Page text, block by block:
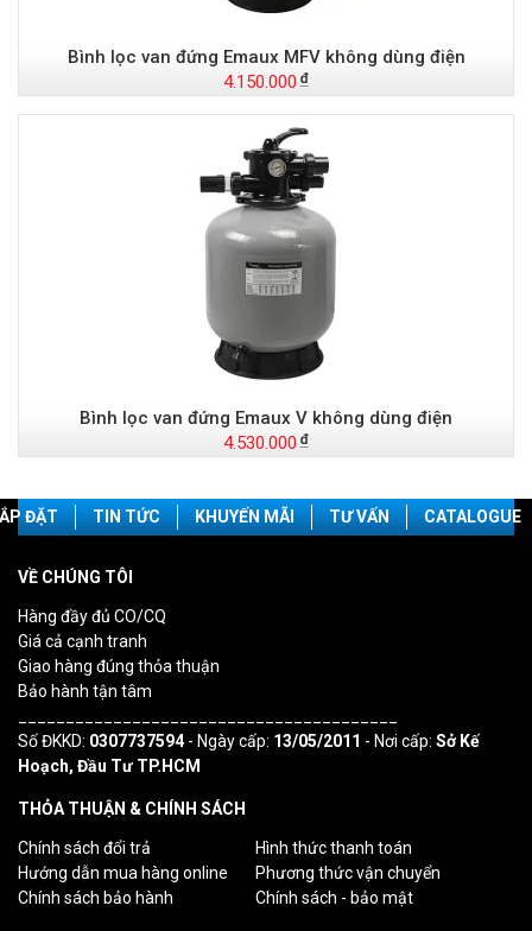
Bình lọc van đứng Emaux MFV không dùng điện
4.150.000
Bình lọc van đứng Emaux V không dùng điện
4.530.000
ĐẶT TIN TỨC KHUYẾN MÃI TƯ VẤN CATALOGUE
VỀ CHÚNG TÔI
Hàng đầy đủ CO/CQ
Giá cả cạnh tranh
Giao hàng đúng thỏa thuận
Bảo hành tận tâm
Số ĐKKD: 0307737594- Ngày cấp: 13/05/2011 - Nơi cấp: Sở Kế
Hoạch, Đầu Tư TP.HCM
THỎA THUẬN & CHÍNH SÁCH
Chính sách đổi trả
Hình thức thanh toán
Hướng dẫn mua hàng online
Phương thức vận chuyển
Chính sách bảo hành
Chính sách - bảo mật